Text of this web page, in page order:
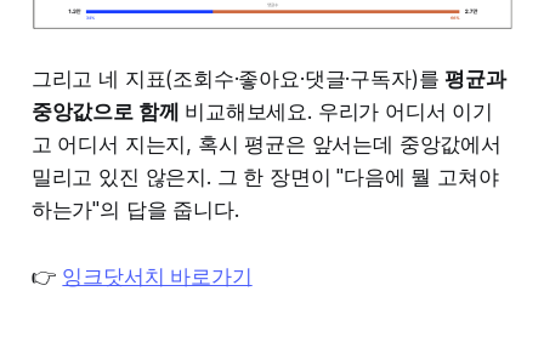
그리고 네 지표(조회수·좋아요·댓글·구독자)를평균과
중앙값으로 함께 비교해보세요. 우리가 어디서 이기
고 어디서 지는지, 혹시 평균은 앞서는데 중앙값에서
밀리고 있진 않은지. 그 한 장면이 "다음에 뭘 고쳐야
하는가"의 답을 줍니다.
👉 잉크닷서치 바로가기